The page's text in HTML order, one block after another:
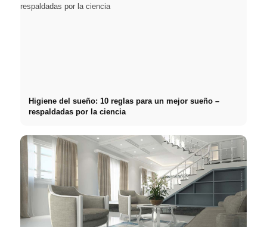
Higiene del sueño: 10 reglas para un mejor sueño –
respaldadas por la ciencia